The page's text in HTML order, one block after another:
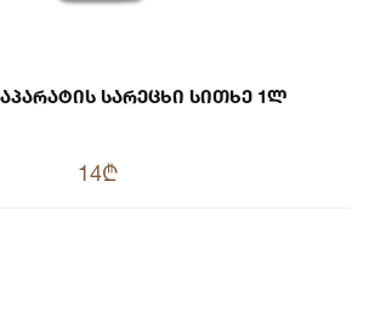
Სარეცხი Სითხე 1ლ
14₾